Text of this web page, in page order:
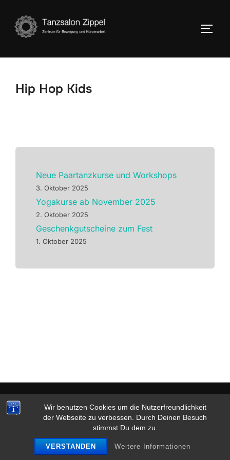
Wir benutzen Cookies um die Nutzerfreundlichkeit
der Webseite zu verbessen. Durch Deinen Besuch
stimmst Du dem zu.
VERSTANDEN Weitere Informationen
Inhalt
springen
Hip Hop Kids
Neue Paartanzkurse und Workshops
3. Oktober 2025
Yogakurse ab November 2025
2. Oktober 2025
Geschenkgutscheine zum Fest
1. Oktober 2025
Datenschutz & Impressum
Copyright © 2026 Tanzsalon Zippel
Inspiro Themevon WPZOOM